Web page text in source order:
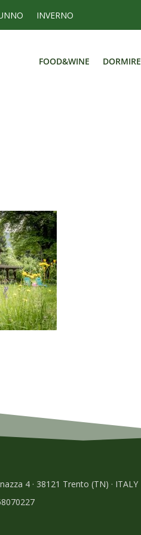
INVERNO
FOOD&WINE DORMIRE
FOOD&WINE DORMIRE
4 · 38121 Trento (TN) · ITALY